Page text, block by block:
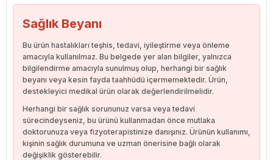
Sağlık Beyanı
Bu ürün hastalıkları teşhis, tedavi, iyileştirme veya önleme
amacıyla kullanılmaz. Bu belgede yer alan bilgiler, yalnızca
bilgilendirme amacıyla sunulmuş olup, herhangi bir sağlık
beyanı veya kesin fayda taahhüdü içermemektedir. Ürün,
destekleyici medikal ürün olarak değerlendirilmelidir.
Herhangi bir sağlık sorununuz varsa veya tedavi
sürecindeyseniz, bu ürünü kullanmadan önce mutlaka
doktorunuza veya fizyoterapistinize danışınız. Ürünün kullanımı,
kişinin sağlık durumuna ve uzman önerisine bağlı olarak
değişiklik gösterebilir.